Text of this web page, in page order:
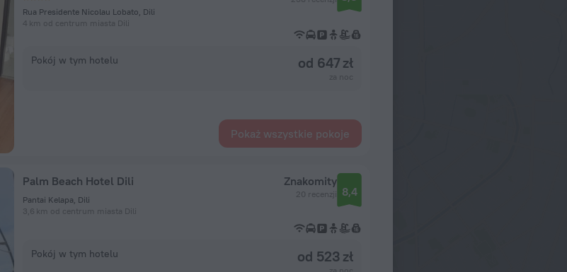
Rua Presidente Nicolau Lobato, Dili
4 km od centrum miasta Dili
Pokój w tym hotelu od 647 zł
Pokaż wszystkie pokoje
Palm Beach Hotel Dili
Pantai Kelapa, Dili
3,6 km od centrum miasta Dili
Znakomity
20 recenzji 8,4
Pokój w tym hotelu od 523 zł